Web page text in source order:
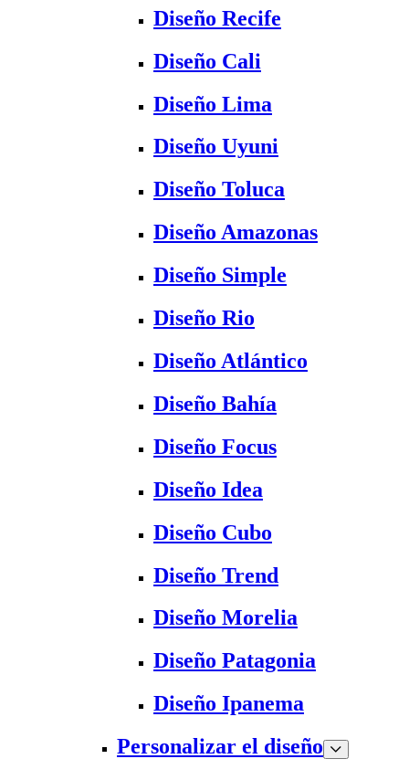
Diseño Recife
Diseño Cali
Diseño Lima
Diseño Uyuni
Diseño Toluca
Diseño Amazonas
Diseño Simple
Diseño Rio
Diseño Atlántico
Diseño Bahía
Diseño Focus
Diseño Idea
Diseño Cubo
Diseño Trend
Diseño Morelia
Diseño Patagonia
Diseño Ipanema
Personalizar el diseño